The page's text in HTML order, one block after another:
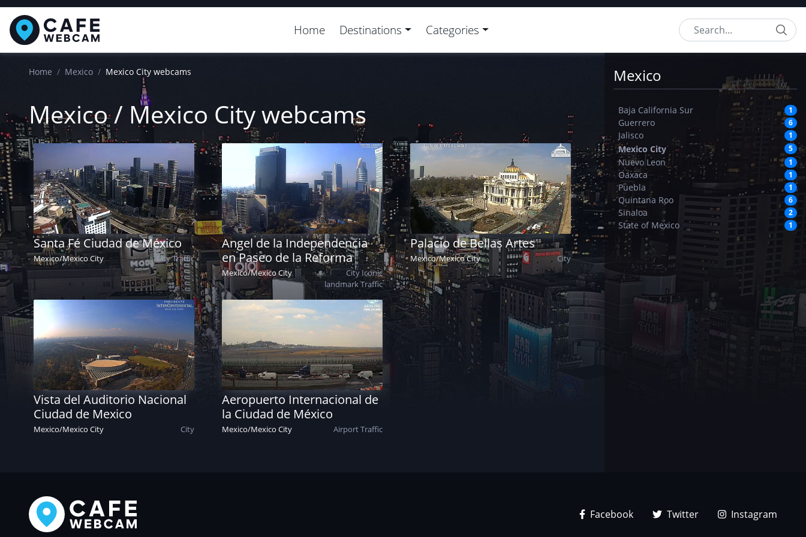
Home Destinations Categories Search
Home Mexico Mexico City webcams
Mexico / Mexico City webcams
Santa Fé Ciudad de México
Mexico/Mexico City CityTraffic
Angel de la Independencia
en Paseo de la Reforma
Mexico/Mexico City City Iconic
landmarkTraffic
Palacio de Bellas Artes
Mexico/Mexico City City
Vista del Auditorio Nacional
Ciudad de Mexico
Mexico/Mexico City City
Aeropuerto Internacional de
la Ciudad de México
Mexico/Mexico City AirportTraffic
Mexico
Baja California Sur 1
Guerrero 6
Jalisco 1
Mexico City 5
Nuevo Leon 1
Oaxaca 1
Puebla 1
Quintana Roo 6
Sinaloa 2
State of Mexico 1
Facebook Twitter Instagram